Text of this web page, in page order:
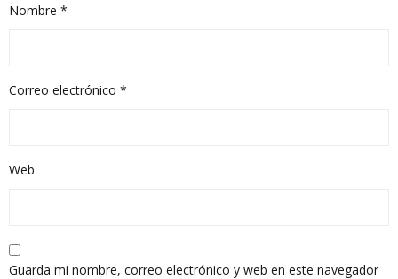
Nombre *
Correo electrónico *
Web
Guarda mi nombre, correo electrónico y web en este navegador